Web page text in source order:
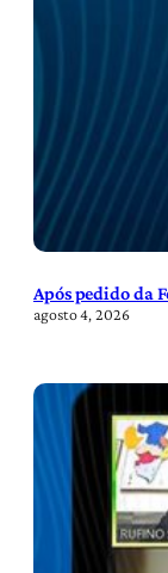
Após pedido da
agosto 4, 2026